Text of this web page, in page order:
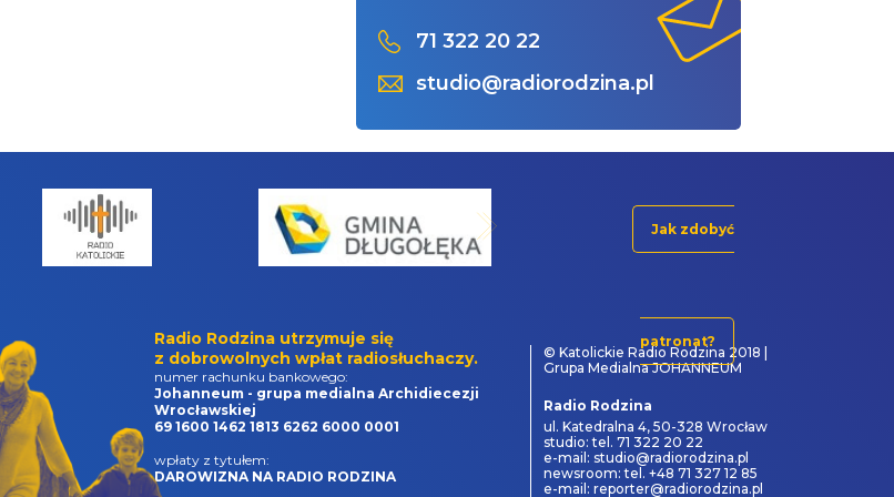
71 322 20 22
studio@radiorodzina.pl
Jak zdobyć
patronat?
Radio Rodzina utrzymuje się
z dobrowolnych wpłat radiosłuchaczy.
numer rachunku bankowego:
Johanneum - grupa medialna Archidiecezji
Wrocławskiej
69 1600 1462 1813 6262 6000 0001
wpłaty z tytułem:
DAROWIZNA NA RADIO RODZINA
© Katolickie Radio Rodzina 2018 |
Grupa Medialna JOHANNEUM
Radio Rodzina
ul. Katedralna 4, 50-328 Wrocław
studio: tel. 71 322 20 22
e-mail: studio@radiorodzina.pl
newsroom: tel. +48 71 327 12 85
e-mail: reporter@radiorodzina.pl